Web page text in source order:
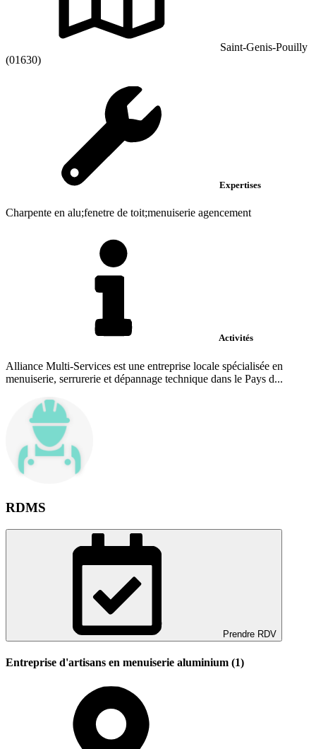
Saint-Genis-Pouilly
(01630)
Expertises
Charpente en alu;fenetre de toit;menuiserie agencement
Activités
Alliance Multi-Services est une entreprise locale spécialisée en
menuiserie, serrurerie et dépannage technique dans le Pays d...
RDMS
Prendre RDV
Entreprise d'artisans en menuiserie aluminium (1)